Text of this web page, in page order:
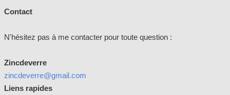
Contact
N'hésitez pas à me contacter pour toute question :
Zincdeverre
zincdeverre@gmail.com
Liens rapides